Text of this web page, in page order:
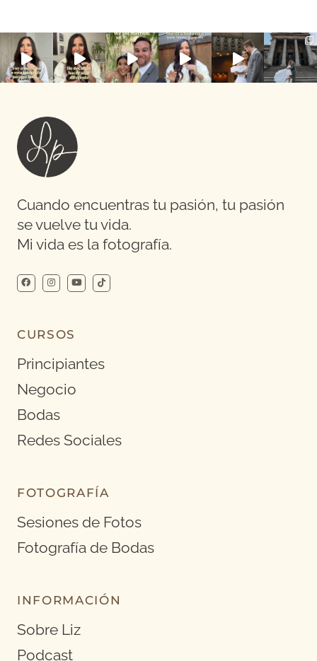
Cuando encuentras tu pasión, tu pasión
se vuelve tu vida.
Mi vida es la fotografía.
CURSOS
Principiantes
Negocio
Bodas
Redes Sociales
FOTOGRAFÍA
Sesiones de Fotos
Fotografía de Bodas
INFORMACIÓN
Sobre Liz
Podcast